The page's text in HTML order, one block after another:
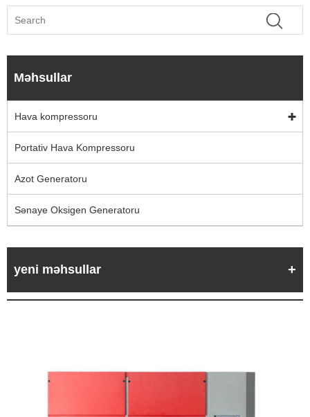
Məhsullar
Hava kompressoru
Portativ Hava Kompressoru
Azot Generatoru
Sənaye Oksigen Generatoru
yeni məhsullar